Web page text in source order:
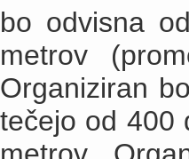
bo odvisna
metrov
Organiziran
tečejo od 400